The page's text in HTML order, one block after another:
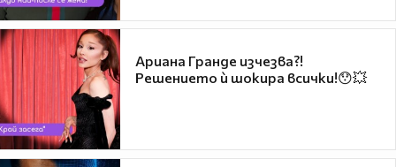
Ариана Гранде изчезва?!
Решението ѝ шокира всички!😯💥